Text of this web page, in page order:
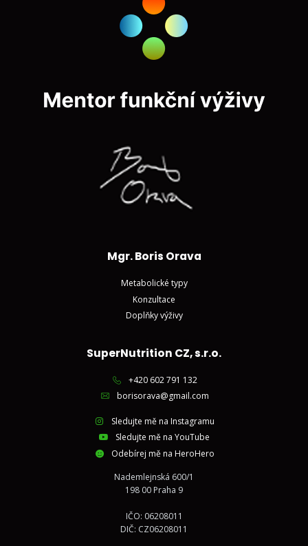
Mgr. Boris Orava
Metabolické typy
Konzultace
Doplňky výživy
SuperNutrition CZ, s.r.o.
+420 602 791 132
borisorava@gmail.com
Sledujte mě na Instagramu
Sledujte mě na YouTube
Odebírej mě na HeroHero
Nademlejnská 600/1
198 00 Praha 9
IČO: 06208011
DIČ: CZ06208011